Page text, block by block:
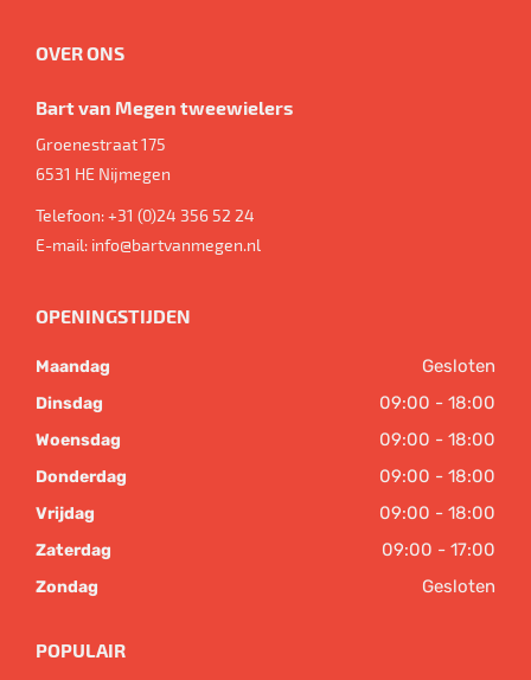
OVER ONS
Bart van Megen tweewielers
Groenestraat 175
6531 HE Nijmegen
Telefoon:+31 (0)24 356 52 24
E-mail: info@bartvanmegen.nl
OPENINGSTIJDEN
Maandag Gesloten
Dinsdag 09:00 - 18:00
Woensdag 09:00 - 18:00
Donderdag 09:00 - 18:00
Vrijdag 09:00 - 18:00
Zaterdag 09:00 - 17:00
Zondag Gesloten
POPULAIR